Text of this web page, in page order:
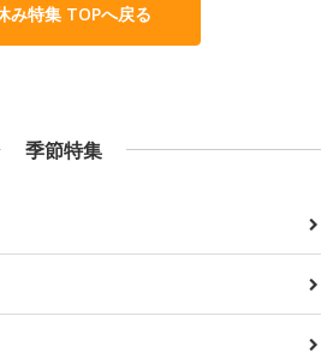
み特集 TOPへ戻る
季節特集